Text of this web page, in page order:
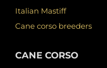
Italian Mastiff
Cane corso breeders
CANE CORSO